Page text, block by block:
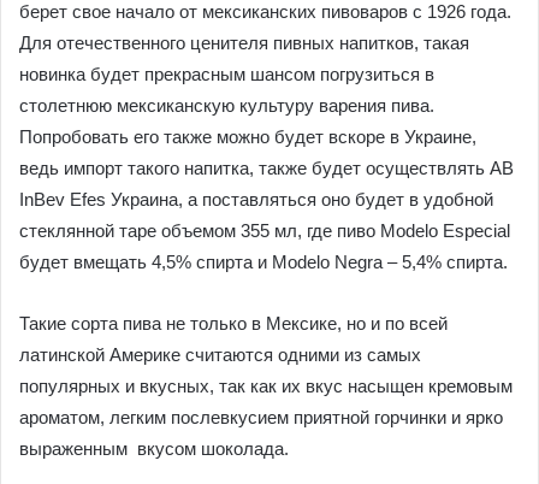
берет свое начало от мексиканских пивоваров с 1926 года.
Для отечественного ценителя пивных напитков, такая
новинка будет прекрасным шансом погрузиться в
столетнюю мексиканскую культуру варения пива.
Попробовать его также можно будет вскоре в Украине,
ведь импорт такого напитка, также будет осуществлять AB
InBev Efes Украина, а поставляться оно будет в удобной
стеклянной таре объемом 355 мл, где пиво Modelo Especial
будет вмещать 4,5% спирта и Modelo Negra – 5,4% спирта.
Такие сорта пива не только в Мексике, но и по всей
латинской Америке считаются одними из самых
популярных и вкусных, так как их вкус насыщен кремовым
ароматом, легким послевкусием приятной горчинки и ярко
выраженным вкусом шоколада.